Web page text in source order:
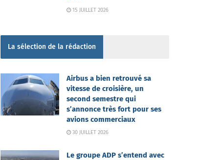
15 JUILLET 2026
La sélection de la rédaction
Airbus a bien retrouvé sa
vitesse de croisière, un
second semestre qui
s’annonce très fort pour ses
avions commerciaux
30 JUILLET 2026
Le groupe ADP s’entend avec